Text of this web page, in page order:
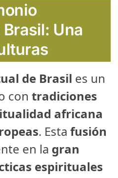
Una
de Brasil es un
con tradiciones
africana
. Esta fusión
en la gran
espirituales